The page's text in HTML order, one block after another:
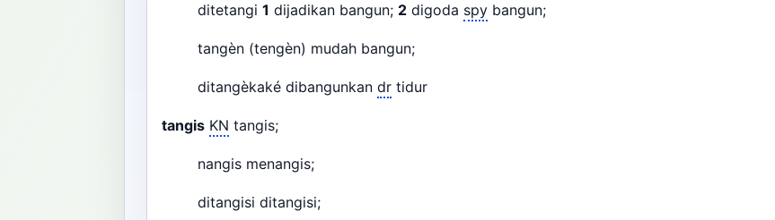
ditetangi 1 dijadikan bangun; 2 digoda spy bangun;
tangèn (tengèn) mudah bangun;
ditangèkaké dibangunkan dr tidur
tangis KN tangis;
nangis menangis;
ditangisi ditangisi;